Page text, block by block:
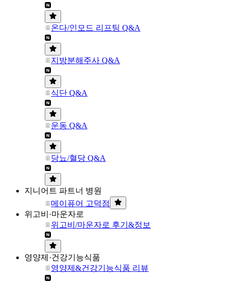
온다/인모드 리프팅 Q&A
지방분해주사 Q&A
식단 Q&A
운동 Q&A
당뇨/혈당 Q&A
지니어트 파트너 병원
메이퓨어 고덕점
위고비·마운자로
위고비/마운자로 후기&정보
영양제·건강기능식품
영양제&건강기능식품 리뷰